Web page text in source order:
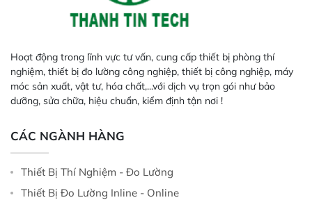
Hoạt động trong lĩnh vực tư vấn, cung cấp thiết bị phòng thí
nghiệm, thiết bị đo lường công nghiệp, thiết bị công nghiệp, máy
móc sản xuất, vật tư, hóa chất,...với dịch vụ trọn gói như bảo
dưỡng, sửa chữa, hiệu chuẩn, kiểm định tận nơi !
CÁC NGÀNH HÀNG
Thiết Bị Thí Nghiệm - Đo Lường
Thiết Bị Đo Lường Inline - Online